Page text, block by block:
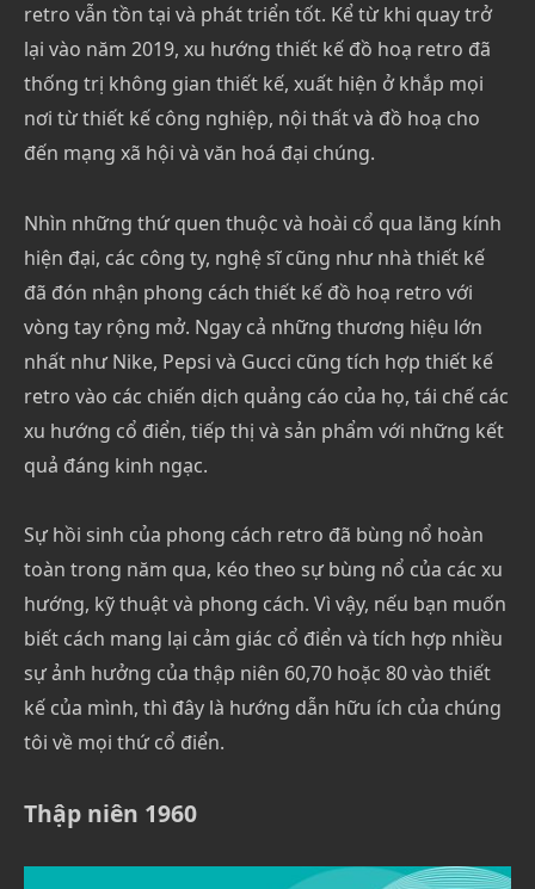
retro vẫn tồn tại và phát triển tốt. Kể từ khi quay trở
lại vào năm 2019, xu hướng thiết kế đồ hoạ retro đã
thống trị không gian thiết kế, xuất hiện ở khắp mọi
nơi từ thiết kế công nghiệp, nội thất và đồ hoạ cho
đến mạng xã hội và văn hoá đại chúng.
Nhìn những thứ quen thuộc và hoài cổ qua lăng kính
hiện đại, các công ty, nghệ sĩ cũng như nhà thiết kế
đã đón nhận phong cách thiết kế đồ hoạ retro với
vòng tay rộng mở. Ngay cả những thương hiệu lớn
nhất như Nike, Pepsi và Gucci cũng tích hợp thiết kế
retro vào các chiến dịch quảng cáo của họ, tái chế các
xu hướng cổ điển, tiếp thị và sản phẩm với những kết
quả đáng kinh ngạc.
Sự hồi sinh của phong cách retro đã bùng nổ hoàn
toàn trong năm qua, kéo theo sự bùng nổ của các xu
hướng, kỹ thuật và phong cách. Vì vậy, nếu bạn muốn
biết cách mang lại cảm giác cổ điển và tích hợp nhiều
sự ảnh hưởng của thập niên 60,70 hoặc 80 vào thiết
kế của mình, thì đây là hướng dẫn hữu ích của chúng
tôi về mọi thứ cổ điển.
Thập niên 1960